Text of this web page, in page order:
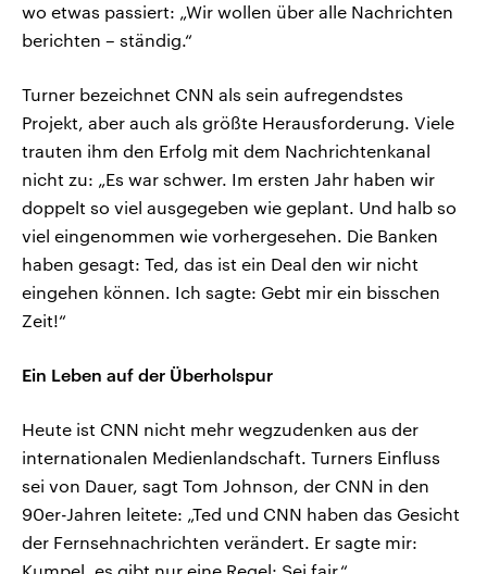
wo etwas passiert: „Wir wollen über alle Nachrichten
berichten – ständig.“
Turner bezeichnet CNN als sein aufregendstes
Projekt, aber auch als größte Herausforderung. Viele
trauten ihm den Erfolg mit dem Nachrichtenkanal
nicht zu: „Es war schwer. Im ersten Jahr haben wir
doppelt so viel ausgegeben wie geplant. Und halb so
viel eingenommen wie vorhergesehen. Die Banken
haben gesagt: Ted, das ist ein Deal den wir nicht
eingehen können. Ich sagte: Gebt mir ein bisschen
Zeit!“
Ein Leben auf der Überholspur
Heute ist CNN nicht mehr wegzudenken aus der
internationalen Medienlandschaft. Turners Einfluss
sei von Dauer, sagt Tom Johnson, der CNN in den
90er-Jahren leitete: „Ted und CNN haben das Gesicht
der Fernsehnachrichten verändert. Er sagte mir: